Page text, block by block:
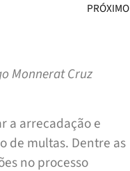
PRÓXIMO
Monnerat Cruz
a arrecadação e
de multas. Dentre as
no processo